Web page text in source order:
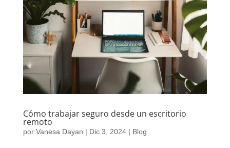
Cómo trabajar seguro desde un escritorio
remoto
por Vanesa Dayan | Dic 3, 2024| Blog